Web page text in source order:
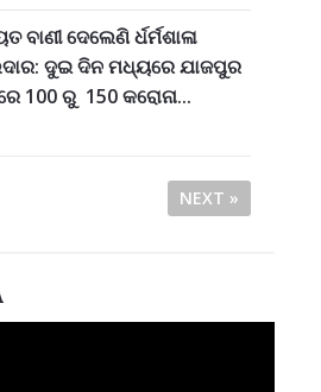
ବାଣୀ ଦେଲେଣି ର୍ଧର୍ମଶାଳା
ଦୁଇ ଦିନ ମଧ୍ୟରେ ଯାଜପୁର
100 ରୁ 150 କରୋନା...
NEXT »